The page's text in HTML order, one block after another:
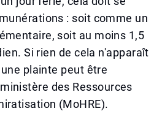
: soit comme un
soit au moins 1,5
Si rien de cela n'apparaît
plainte peut être
des Ressources
(MoHRE).